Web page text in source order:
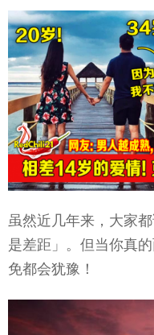
虽然近几年来，大家
是差距」。但当你真
免都会犹豫！